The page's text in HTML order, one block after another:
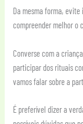
Da mesma forma,
compreender melhor o
Converse com a
participar dos rituais
vamos falar sobre a
É preferível dizer a